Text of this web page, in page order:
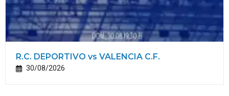
R.C. DEPORTIVO vs VALENCIA C.F.
30/08/2026